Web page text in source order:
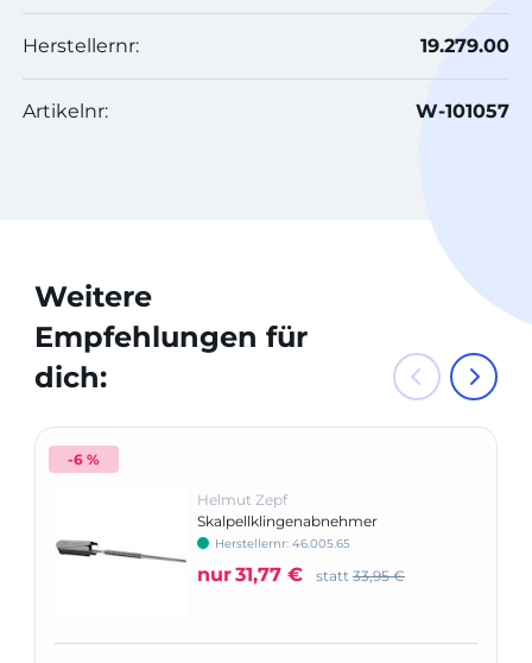
Herstellernr: 19.279.00
Artikelnr: W-101057
Weitere
Empfehlungen für
dich:
-6 %
Helmut Zepf
Skalpellklingenabnehmer
Herstellernr: 46.005.65
nur31,77 € statt 33,95 €